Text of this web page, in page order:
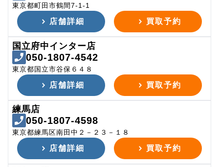
東京都町田市鶴間7-1-1
店舗詳細 買取予約
国立府中インター店
050-1807-4542
東京都国立市谷保６４８
店舗詳細 買取予約
練馬店
050-1807-4598
東京都練馬区南田中２－２３－１８
店舗詳細 買取予約